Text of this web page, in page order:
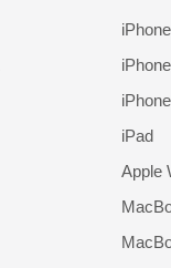
iPhone
iPad
Apple